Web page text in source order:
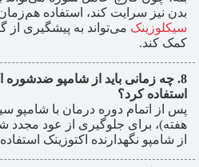
بدن نیز سرایت کند، استفاده هم‌زمان
سیکلوزینک می‌تواند به پیشگیری
کمک کند.
چه زمانی باید از شامپو ضدشوره
استفاده کرد؟
هفته)، برای جلوگیری از عود مجدد
از شامپو نگهدارنده اکتوزینک